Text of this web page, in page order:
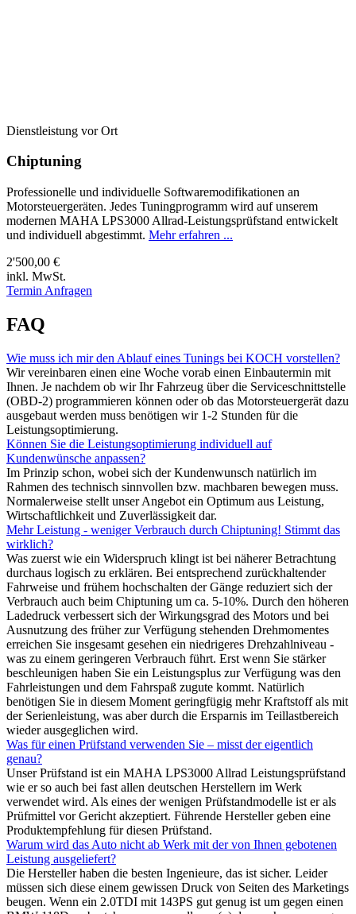
Dienstleistung vor Ort
Chiptuning
Professionelle und individuelle Softwaremodifikationen an
Motorsteuergeräten. Jedes Tuningprogramm wird auf unserem
modernen MAHA LPS3000 Allrad-Leistungsprüfstand entwickelt
und individuell abgestimmt. Mehr erfahren ...
2'500,00 €
inkl. MwSt.
Termin Anfragen
FAQ
Wie muss ich mir den Ablauf eines Tunings bei KOCH vorstellen?
Wir vereinbaren einen eine Woche vorab einen Einbautermin mit
Ihnen. Je nachdem ob wir Ihr Fahrzeug über die Serviceschnittstelle
(OBD-2) programmieren können oder ob das Motorsteuergerät dazu
ausgebaut werden muss benötigen wir 1-2 Stunden für die
Leistungsoptimierung.
Können Sie die Leistungsoptimierung individuell auf
Kundenwünsche anpassen?
Im Prinzip schon, wobei sich der Kundenwunsch natürlich im
Rahmen des technisch sinnvollen bzw. machbaren bewegen muss.
Normalerweise stellt unser Angebot ein Optimum aus Leistung,
Wirtschaftlichkeit und Zuverlässigkeit dar.
Mehr Leistung - weniger Verbrauch durch Chiptuning! Stimmt das
wirklich?
Was zuerst wie ein Widerspruch klingt ist bei näherer Betrachtung
durchaus logisch zu erklären. Bei entsprechend zurückhaltender
Fahrweise und frühem hochschalten der Gänge reduziert sich der
Verbrauch auch beim Chiptuning um ca. 5-10%. Durch den höheren
Ladedruck verbessert sich der Wirkungsgrad des Motors und bei
Ausnutzung des früher zur Verfügung stehenden Drehmomentes
erreichen Sie insgesamt gesehen ein niedrigeres Drehzahlniveau -
was zu einem geringeren Verbrauch führt. Erst wenn Sie stärker
beschleunigen haben Sie ein Leistungsplus zur Verfügung was den
Fahrleistungen und dem Fahrspaß zugute kommt. Natürlich
benötigen Sie in diesem Moment geringfügig mehr Kraftstoff als mit
der Serienleistung, was aber durch die Ersparnis im Teillastbereich
wieder ausgeglichen wird.
Was für einen Prüfstand verwenden Sie – misst der eigentlich
genau?
Unser Prüfstand ist ein MAHA LPS3000 Allrad Leistungsprüfstand
wie er so auch bei fast allen deutschen Herstellern im Werk
verwendet wird. Als eines der wenigen Prüfstandmodelle ist er als
Prüfmittel vor Gericht akzeptiert. Führende Hersteller geben eine
Produktempfehlung für diesen Prüfstand.
Warum wird das Auto nicht ab Werk mit der von Ihnen gebotenen
Leistung ausgeliefert?
Die Hersteller haben die besten Ingenieure, das ist sicher. Leider
müssen sich diese einem gewissen Druck von Seiten des Marketings
beugen. Wenn ein 2.0TDI mit 143PS gut genug ist um gegen einen